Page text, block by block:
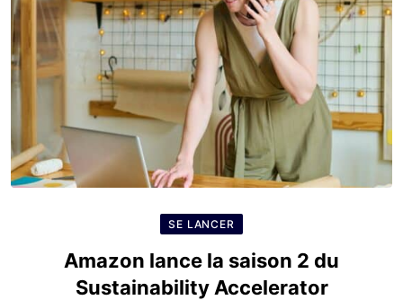
SE LANCER
Amazon lance la saison 2 du
Sustainability Accelerator